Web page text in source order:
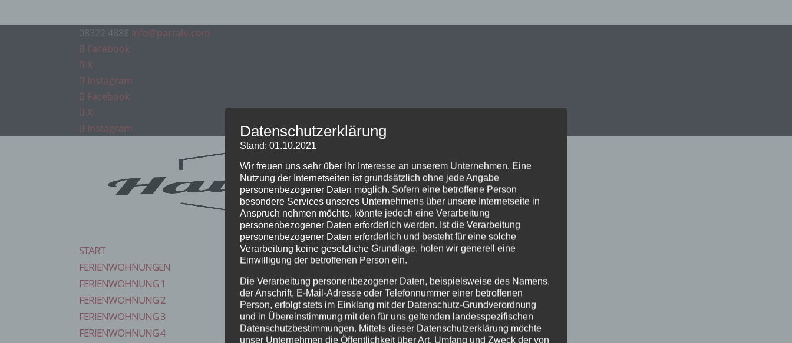
08322 4888 info@partale.com
Facebook
X
Instagram
Facebook
X
Instagram
START
FERIENWOHNUNGEN
FERIENWOHNUNG 1
FERIENWOHNUNG 2
FERIENWOHNUNG 3
FERIENWOHNUNG 4
Datenschutzerklärung
Stand: 01.10.2021
Wir freuen uns sehr über Ihr Interesse an unserem Unternehmen. Eine
Nutzung der Internetseiten ist grundsätzlich ohne jede Angabe
personenbezogener Daten möglich. Sofern eine betroffene Person
besondere Services unseres Unternehmens über unsere Internetseite in
Anspruch nehmen möchte, könnte jedoch eine Verarbeitung
personenbezogener Daten erforderlich werden. Ist die Verarbeitung
personenbezogener Daten erforderlich und besteht für eine solche
Verarbeitung keine gesetzliche Grundlage, holen wir generell eine
Einwilligung der betroffenen Person ein.
Die Verarbeitung personenbezogener Daten, beispielsweise des Namens,
der Anschrift, E-Mail-Adresse oder Telefonnummer einer betroffenen
Person, erfolgt stets im Einklang mit der Datenschutz-Grundverordnung
und in Übereinstimmung mit den für uns geltenden landesspezifischen
Datenschutzbestimmungen. Mittels dieser Datenschutzerklärung möchte
unser Unternehmen die Öffentlichkeit über Art, Umfang und Zweck der von